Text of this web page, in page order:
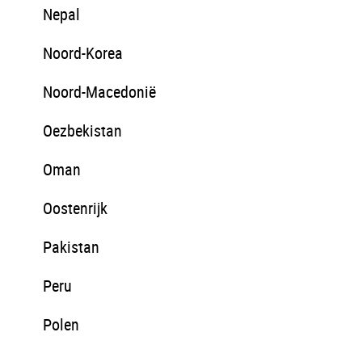
Nepal
Noord-Korea
Noord-Macedonië
Oezbekistan
Oman
Oostenrijk
Pakistan
Peru
Polen